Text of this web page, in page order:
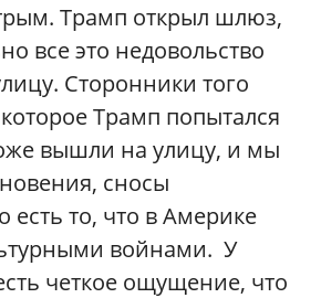
Трамп открыл шлюз,
все это недовольство
Сторонники того
Трамп попытался
вышли на улицу, и мы
сносы
есть то, что в Америке
войнами. У
четкое ощущение, что